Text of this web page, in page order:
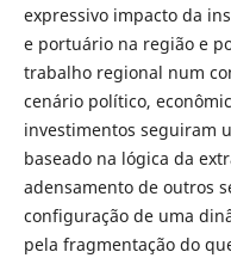
expressivo impacto da
e portuário na região e
trabalho regional num
cenário político,
investimentos seguiram
baseado na lógica da
adensamento de outros
configuração de uma
pela fragmentação do